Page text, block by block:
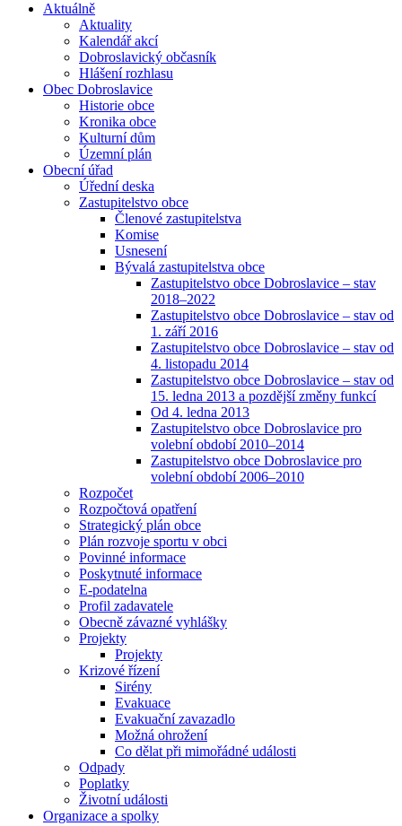
Aktuálně
Aktuality
Kalendář akcí
Dobroslavický občasník
Hlášení rozhlasu
Obec Dobroslavice
Historie obce
Kronika obce
Kulturní dům
Územní plán
Obecní úřad
Úřední deska
Zastupitelstvo obce
Členové zastupitelstva
Komise
Usnesení
Bývalá zastupitelstva obce
Zastupitelstvo obce Dobroslavice – stav
2018–2022
Zastupitelstvo obce Dobroslavice – stav od
1. září 2016
Zastupitelstvo obce Dobroslavice – stav od
4. listopadu 2014
Zastupitelstvo obce Dobroslavice – stav od
15. ledna 2013 a pozdější změny funkcí
Od 4. ledna 2013
Zastupitelstvo obce Dobroslavice pro
volební období 2010–2014
Zastupitelstvo obce Dobroslavice pro
volební období 2006–2010
Rozpočet
Rozpočtová opatření
Strategický plán obce
Plán rozvoje sportu v obci
Povinné informace
Poskytnuté informace
E-podatelna
Profil zadavatele
Obecně závazné vyhlášky
Projekty
Projekty
Krizové řízení
Sirény
Evakuace
Evakuační zavazadlo
Možná ohrožení
Co dělat při mimořádné události
Odpady
Poplatky
Životní události
Organizace a spolky